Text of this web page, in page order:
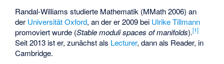
Randal-Williams studierte Mathematik (MMath 2006) an
der Universität Oxford, an der er 2009 bei Ulrike Tillmann
promoviert wurde (Stable moduli spaces of manifolds).[1]
Seit 2013 ist er, zunächst als Lecturer, dann als Reader, in
Cambridge.